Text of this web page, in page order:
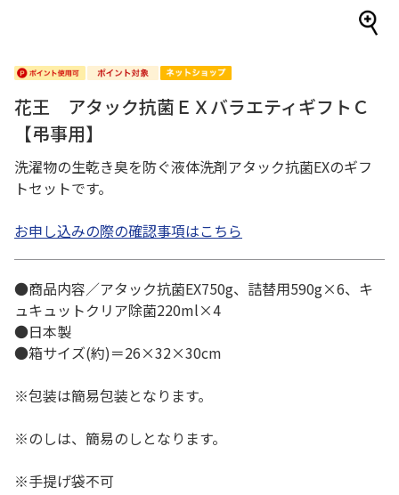
花王 アタック抗菌ＥＸバラエティギフトＣ
【弔事用】
洗濯物の生乾き臭を防ぐ液体洗剤アタック抗菌EXのギフ
トセットです。
お申し込みの際の確認事項はこちら
●商品内容／アタック抗菌EX750g、詰替用590g×6、キ
ュキュットクリア除菌220ml×4
●日本製
●箱サイズ(約)＝26×32×30cm
※包装は簡易包装となります。
※のしは、簡易のしとなります。
※手提げ袋不可